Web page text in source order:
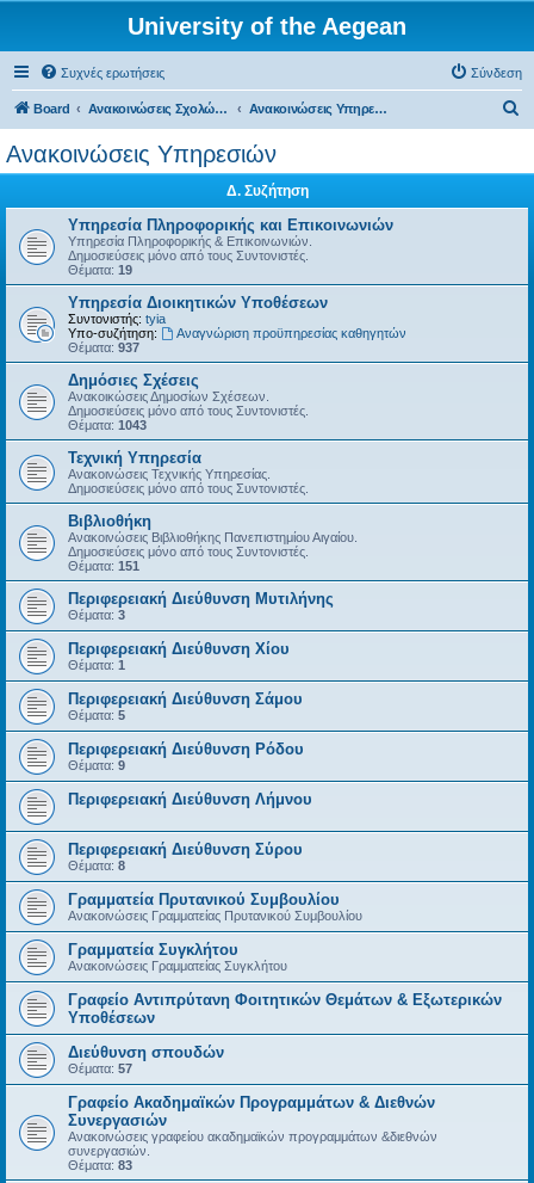
University of the Aegean
Συχνές ερωτήσεις Σύνδεση
Board Ανακοινώσεις Σχολών, Τμημάτων, Συλλόγων & Υπηρεσιών Ανακοινώσεις Υπηρεσιών
Ανακοινώσεις Υπηρεσιών
Δ. Συζήτηση
Υπηρεσία Πληροφορικής και Επικοινωνιών
Υπηρεσία Πληροφορικής & Επικοινωνιών.
Δημοσιεύσεις μόνο από τους Συντονιστές.
Θέματα: 19
Υπηρεσία Διοικητικών Υποθέσεων
Συντονιστής: tyia
Υπο-συζήτηση:
Αναγνώριση προϋπηρεσίας καθηγητών
Θέματα: 937
Δημόσιες Σχέσεις
Ανακοικώσεις Δημοσίων Σχέσεων.
Δημοσιεύσεις μόνο από τους Συντονιστές.
Θέματα: 1043
Τεχνική Υπηρεσία
Ανακοινώσεις Τεχνικής Υπηρεσίας.
Δημοσιεύσεις μόνο από τους Συντονιστές.
Βιβλιοθήκη
Ανακοινώσεις Βιβλιοθήκης Πανεπιστημίου Αιγαίου.
Δημοσιεύσεις μόνο από τους Συντονιστές.
Θέματα: 151
Περιφερειακή Διεύθυνση Μυτιλήνης
Θέματα: 3
Περιφερειακή Διεύθυνση Χίου
Θέματα: 1
Περιφερειακή Διεύθυνση Σάμου
Θέματα: 5
Περιφερειακή Διεύθυνση Ρόδου
Θέματα: 9
Περιφερειακή Διεύθυνση Λήμνου
Περιφερειακή Διεύθυνση Σύρου
Θέματα: 8
Γραμματεία Πρυτανικού Συμβουλίου
Ανακοινώσεις Γραμματείας Πρυτανικού Συμβουλίου
Γραμματεία Συγκλήτου
Ανακοινώσεις Γραμματείας Συγκλήτου
Γραφείο Αντιπρύτανη Φοιτητικών Θεμάτων & Εξωτερικών
Υποθέσεων
Διεύθυνση σπουδών
Θέματα: 57
Γραφείο Ακαδημαϊκών Προγραμμάτων & Διεθνών
Συνεργασιών
Ανακοινώσεις γραφείου ακαδημαϊκών προγραμμάτων &διεθνών
συνεργασιών.
Θέματα: 83